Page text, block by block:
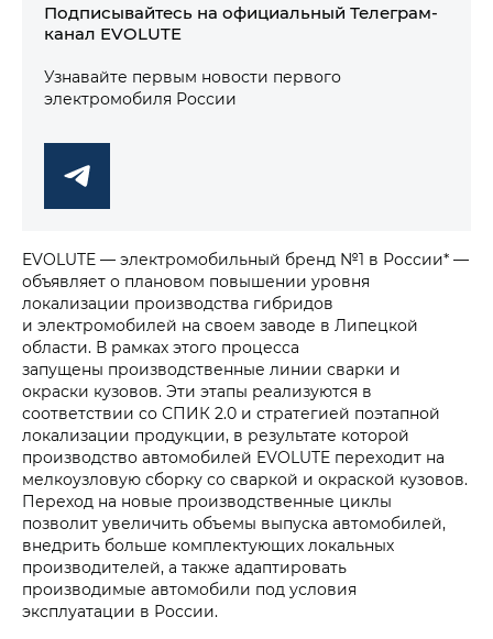
Подписывайтесь на официальный Телеграм-
канал EVOLUTE
Узнавайте первым новости первого
электромобиля России
EVOLUTE — электромобильный бренд №1 в России* —
объявляет о плановом повышении уровня
локализации производства гибридов
и электромобилей на своем заводе в Липецкой
области. В рамках этого процесса
запущены производственные линии сварки и
окраски кузовов. Эти этапы реализуются в
соответствии со СПИК 2.0 и стратегией поэтапной
локализации продукции, в результате которой
производство автомобилей EVOLUTE переходит на
мелкоузловую сборку со сваркой и окраской кузовов.
Переход на новые производственные циклы
позволит увеличить объемы выпуска автомобилей,
внедрить больше комплектующих локальных
производителей, а также адаптировать
производимые автомобили под условия
эксплуатации в России.